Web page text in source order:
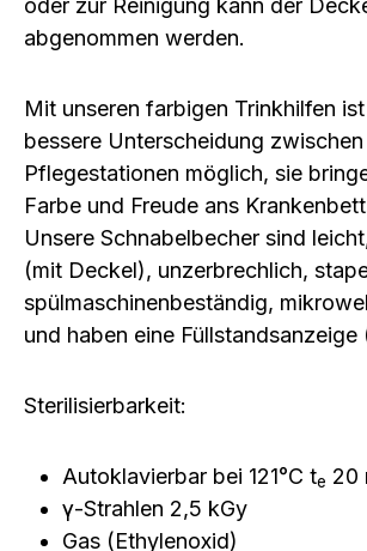
oder zur Reinigung kann der
abgenommen werden.
Mit unseren farbigen Trinkhilfen
bessere Unterscheidung
Pflegestationen möglich, sie
Farbe und Freude ans
Unsere Schnabelbecher sind
(mit Deckel), unzerbrechlich,
spülmaschinenbeständig,
und haben eine
Sterilisierbarkeit:
Autoklavierbar bei 121°C te 20
γ-Strahlen 2,5 kGy
Gas (Ethylenoxid)